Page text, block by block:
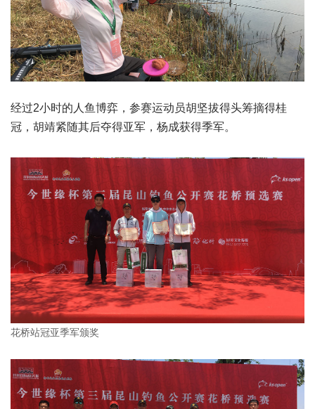
经过2小时的人鱼博弈，参赛运动员胡坚拔得头筹摘得桂
冠，胡靖紧随其后夺得亚军，杨成获得季军。
花桥站冠亚季军颁奖